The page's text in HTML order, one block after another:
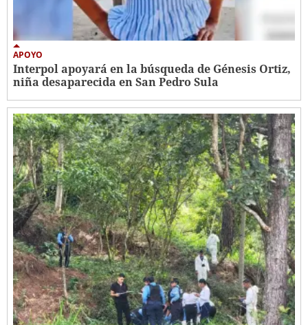
APOYO
Interpol apoyará en la búsqueda de Génesis Ortiz,
niña desaparecida en San Pedro Sula